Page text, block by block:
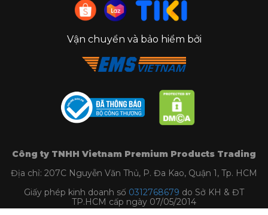
Vận chuyển và bảo hiểm bởi
Công ty TNHH Vietnam Premium Products Trading
Địa chỉ: 207C Nguyễn Văn Thủ, P. Đa Kao, Quận 1, Tp. HCM
Giấy phép kinh doanh số 0312768679 do Sở KH & ĐT
TP.HCM cấp ngày 07/05/2014